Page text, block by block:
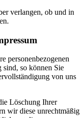
verlangen, ob und in
personenbezogenen
so können Sie
von uns
Löschung Ihrer
wir diese unrechtmäßig